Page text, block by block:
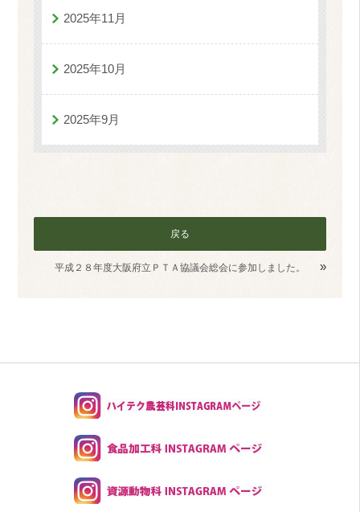
2025年11月
2025年10月
2025年9月
戻る
平成２８年度大阪府立ＰＴＡ協議会総会に参加しました。 »